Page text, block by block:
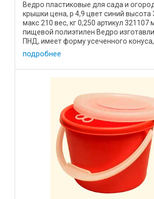
Ведро пластиковые для сада и
крышки цена, р 4,9 цвет синий высота
макс 210 вес, кг 0,250 артикул 321107
пищевой полиэтилен Ведро
ПНД, имеет форму усеченного
Подойдет для ...
подробнее